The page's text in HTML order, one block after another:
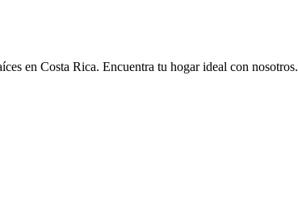
en Costa Rica. Encuentra tu hogar ideal con nosotros.